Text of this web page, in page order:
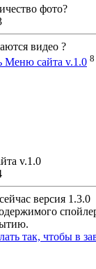
фото?
видео ?
Меню сайта v.1.0 8
v.1.0
версия 1.3.0
так, чтобы в